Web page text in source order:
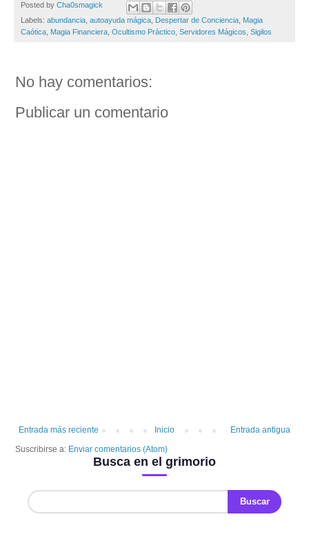
Posted by Cha0smagick
Labels: abundancia autoayuda mágica Despertar de Conciencia Magia
Caótica Magia Financiera Ocultismo Práctico Servidores Mágicos Sigilos
No hay comentarios:
Publicar un comentario
Entrada más reciente Entrada antigua
Inicio
Suscribirse a: Enviar comentarios (Atom)
Busca en el grimorio